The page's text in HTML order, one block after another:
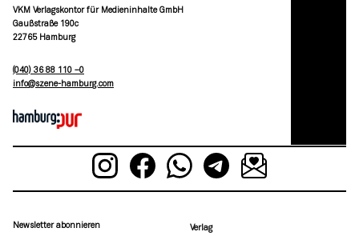
VKM Verlagskontor für Medieninhalte GmbH
Gaußstraße 190c
22765 Hamburg
(040) 36 88 110 –0
moc.grubmah-enezs@ofni
Newsletter abonnieren Verlag